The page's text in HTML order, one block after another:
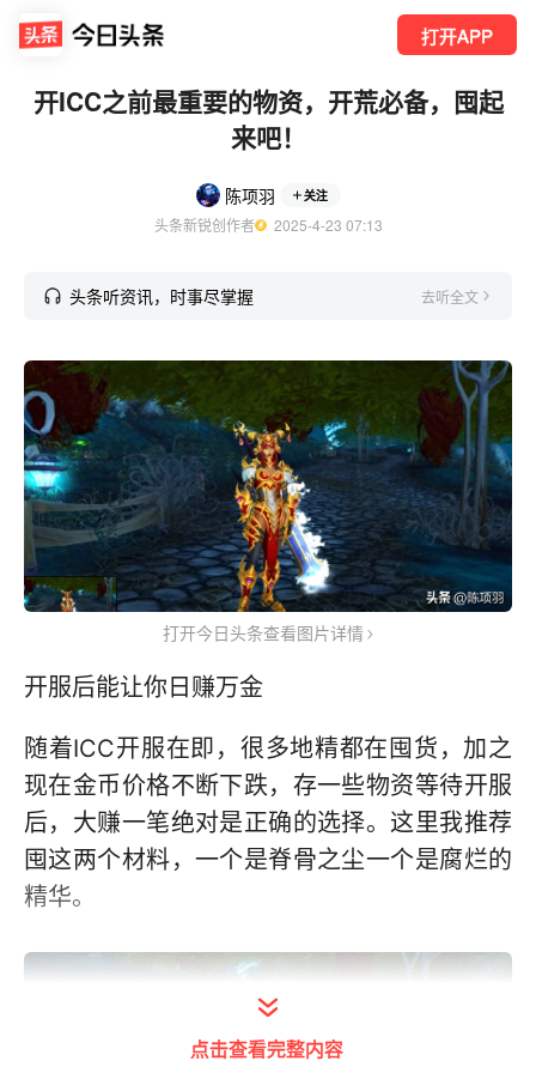
打开APP
开ICC之前最重要的物资，开荒必备，囤起
来吧！
陈项羽 关注
头条新锐创作者
  2025-4-23 07:13
头条听资讯，时事尽掌握 去听全文
打开今日头条查看图片详情
开服后能让你日赚万金
随着ICC开服在即，很多地精都在囤货，加之
现在金币价格不断下跌，存一些物资等待开服
后，大赚一笔绝对是正确的选择。这里我推荐
囤这两个材料，一个是脊骨之尘一个是腐烂的
精华。
点击查看完整内容